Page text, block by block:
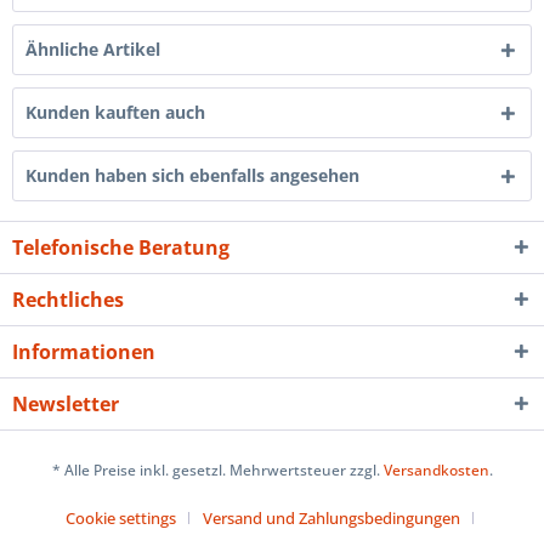
Ähnliche Artikel
Kunden kauften auch
Kunden haben sich ebenfalls angesehen
Telefonische Beratung
Rechtliches
Informationen
Newsletter
* Alle Preise inkl. gesetzl. Mehrwertsteuer zzgl.Versandkosten.
Cookie settings
Versand und Zahlungsbedingungen